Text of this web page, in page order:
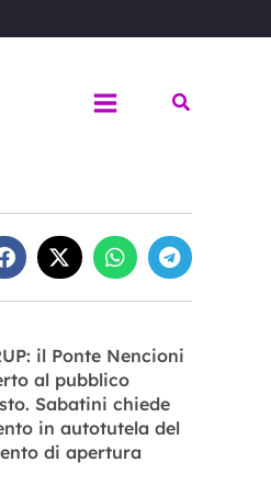
Cerca
il Ponte Nencioni
al pubblico
Sabatini chiede
in autotutela del
di apertura